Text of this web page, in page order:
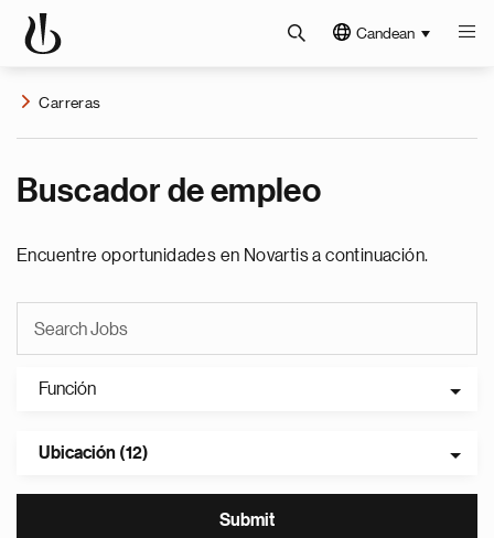
Candean
Carreras
Buscador de empleo
Encuentre oportunidades en Novartis a continuación.
Función
Ubicación (12)